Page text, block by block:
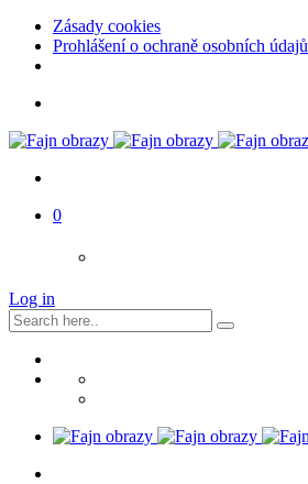
Zásady cookies
Prohlášení o ochraně osobních údajů
0
Log in